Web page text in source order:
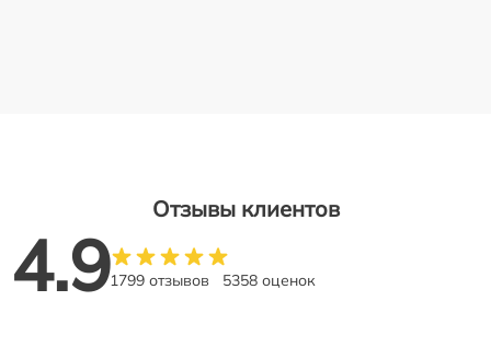
Отзывы клиентов
4.91799 отзывов 5358 оценок